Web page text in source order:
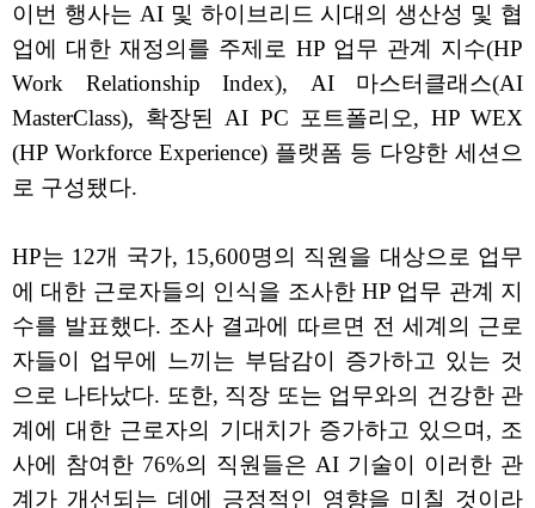
이번 행사는 AI 및 하이브리드 시대의 생산성 및 협
업에 대한 재정의를 주제로 HP 업무 관계 지수(HP
Work Relationship Index), AI 마스터클래스(AI
MasterClass), 확장된 AI PC 포트폴리오, HP WEX
(HP Workforce Experience) 플랫폼 등 다양한 세션으
로 구성됐다.
HP는 12개 국가, 15,600명의 직원을 대상으로 업무
에 대한 근로자들의 인식을 조사한 HP 업무 관계 지
수를 발표했다. 조사 결과에 따르면 전 세계의 근로
자들이 업무에 느끼는 부담감이 증가하고 있는 것
으로 나타났다. 또한, 직장 또는 업무와의 건강한 관
계에 대한 근로자의 기대치가 증가하고 있으며, 조
사에 참여한 76%의 직원들은 AI 기술이 이러한 관
계가 개선되는 데에 긍정적인 영향을 미칠 것이라